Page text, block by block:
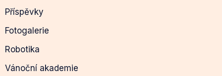
Příspěvky
Fotogalerie
Robotika
Vánoční akademie